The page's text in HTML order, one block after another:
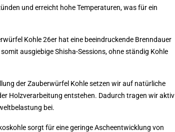
und erreicht hohe Temperaturen, was für ein
Kohle 26er hat eine beeindruckende Brenndauer
ausgiebige Shisha-Sessions, ohne ständig Kohle
der Zauberwürfel Kohle setzen wir auf natürliche
Holzverarbeitung entstehen. Dadurch tragen wir aktiv
bei.
sorgt für eine geringe Ascheentwicklung von